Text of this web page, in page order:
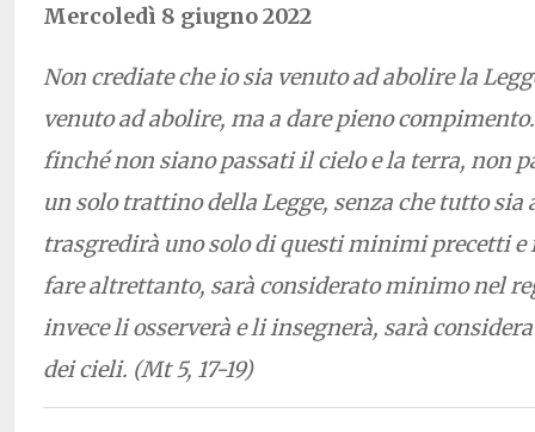
Mercoledì 8 giugno 2022
Non crediate che io sia venuto ad abolire la
venuto ad abolire, ma a dare pieno
finché non siano passati il cielo e la terra, non
un solo trattino della Legge, senza che tutto sia
trasgredirà uno solo di questi minimi precetti
fare altrettanto, sarà considerato minimo nel
invece li osserverà e li insegnerà, sarà
dei cieli. (Mt 5, 17-19)